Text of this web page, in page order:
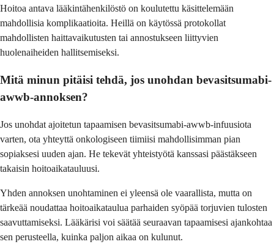
Hoitoa antava lääkintähenkilöstö on koulutettu käsittelemään
mahdollisia komplikaatioita. Heillä on käytössä protokollat
mahdollisten haittavaikutusten tai annostukseen liittyvien
huolenaiheiden hallitsemiseksi.
Mitä minun pitäisi tehdä, jos unohdan bevasitsumabi-
awwb-annoksen?
Jos unohdat ajoitetun tapaamisen bevasitsumabi-awwb-infuusiota
varten, ota yhteyttä onkologiseen tiimiisi mahdollisimman pian
sopiaksesi uuden ajan. He tekevät yhteistyötä kanssasi päästäkseen
takaisin hoitoaikatauluusi.
Yhden annoksen unohtaminen ei yleensä ole vaarallista, mutta on
tärkeää noudattaa hoitoaikataulua parhaiden syöpää torjuvien tulosten
saavuttamiseksi. Lääkärisi voi säätää seuraavan tapaamisesi ajankohtaa
sen perusteella, kuinka paljon aikaa on kulunut.